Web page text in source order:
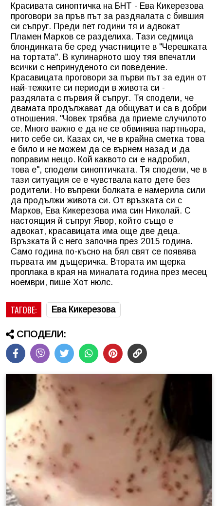
Красивата синоптичка на БНТ - Ева Кикерезова
проговори за пръв път за раздяалата с бившия
си съпруг. Преди пет години тя и адвокат
Пламен Марков се разделиха. Тази седмица
блондинката бе сред участниците в "Черешката
на тортата". В кулинарното шоу тяя впечатли
всички с непринуденото си поведение.
Красавицата проговори за първи път за един от
най-тежките си периоди в живота си -
раздялата с първия й съпруг. Тя сподели, че
двамата продължават да общуват и са в добри
отношения. "Човек трябва да приеме случилото
се. Много важно е да не се обвинява партньора,
нито себе си. Казах си, че в крайна сметка това
е било и не можем да се върнем назад и да
поправим нещо. Кой каквото си е надробил,
това е", сподели синоптичката. Тя сподели, че в
тази ситуация се е чувствала като дете без
родители. Но въпреки болката е намерила сили
да продължи живота си. От връзката си с
Марков, Ева Кикерезова има син Николай. С
настоящия й съпруг Явор, който също е
адвокат, красавицата има още две деца.
Връзката й с него започна през 2015 година.
Само година по-късно на бял свят се появява
първата им дъщеричка. Втората им щерка
проплака в края на миналата година през месец
ноември, пише Хот нюлс.
ТАГОВЕ: Ева Кикерезова
СПОДЕЛИ: